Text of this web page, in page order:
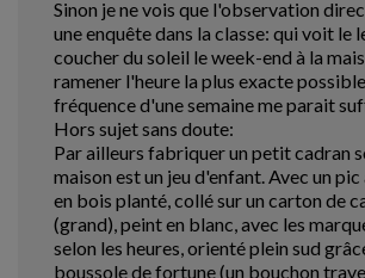
Sinon je ne vois que l'observation
une enquête dans la classe: qui voit le
coucher du soleil le week-end à la
ramener l'heure la plus exacte
fréquence d'une semaine me parait
Hors sujet sans doute:
Par ailleurs fabriquer un petit cadran
maison est un jeu d'enfant. Avec un
en bois planté, collé sur un carton de
(grand), peint en blanc, avec les
selon les heures, orienté plein sud
boussole de fortune (un bouchon